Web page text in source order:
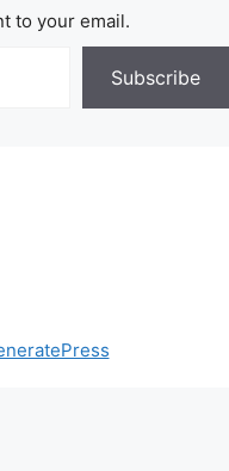
to your email.
Subscribe